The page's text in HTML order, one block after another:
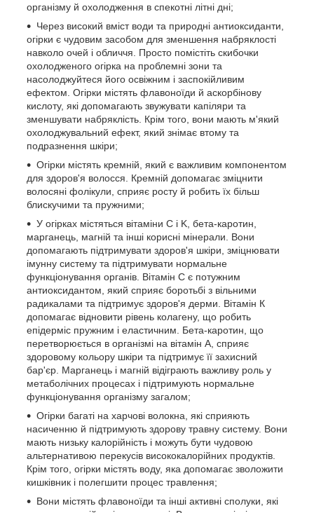
організму й охолодження в спекотні літні дні;
Через високий вміст води та природні антиоксиданти,
огірки є чудовим засобом для зменшення набряклості
навколо очей і обличчя. Просто помістіть скибочки
охолодженого огірка на проблемні зони та
насолоджуйтеся його освіжним і заспокійливим
ефектом. Огірки містять флавоноїди й аскорбінову
кислоту, які допомагають звужувати капіляри та
зменшувати набряклість. Крім того, вони мають м'який
охолоджувальний ефект, який знімає втому та
подразнення шкіри;
Огірки містять кремній, який є важливим компонентом
для здоров'я волосся. Кремній допомагає зміцнити
волосяні фолікули, сприяє росту й робить їх більш
блискучими та пружними;
У огірках містяться вітаміни C і K, бета-каротин,
марганець, магній та інші корисні мінерали. Вони
допомагають підтримувати здоров'я шкіри, зміцнювати
імунну систему та підтримувати нормальне
функціонування органів. Вітамін С є потужним
антиоксидантом, який сприяє боротьбі з вільними
радикалами та підтримує здоров'я дерми. Вітамін К
допомагає відновити рівень колагену, що робить
епідерміс пружним і еластичним. Бета-каротин, що
перетворюється в організмі на вітамін А, сприяє
здоровому кольору шкіри та підтримує її захисний
бар'єр. Марганець і магній відіграють важливу роль у
метаболічних процесах і підтримують нормальне
функціонування організму загалом;
Огірки багаті на харчові волокна, які сприяють
насиченню й підтримують здорову травну систему. Вони
мають низьку калорійність і можуть бути чудовою
альтернативою перекусів висококалорійних продуктів.
Крім того, огірки містять воду, яка допомагає зволожити
кишківник і полегшити процес травлення;
Вони містять флавоноїди та інші активні сполуки, які